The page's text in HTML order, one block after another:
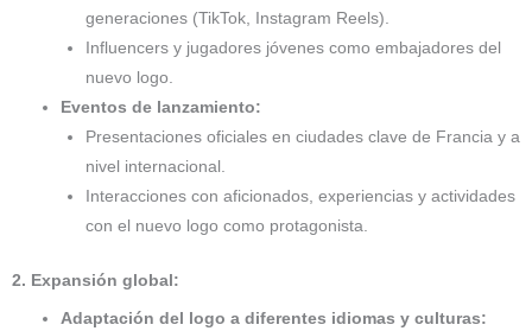
generaciones (TikTok, Instagram Reels).
Influencers y jugadores jóvenes como embajadores del
nuevo logo.
Eventos de lanzamiento:
Presentaciones oficiales en ciudades clave de Francia y a
nivel internacional.
Interacciones con aficionados, experiencias y actividades
con el nuevo logo como protagonista.
2. Expansión global:
Adaptación del logo a diferentes idiomas y culturas: